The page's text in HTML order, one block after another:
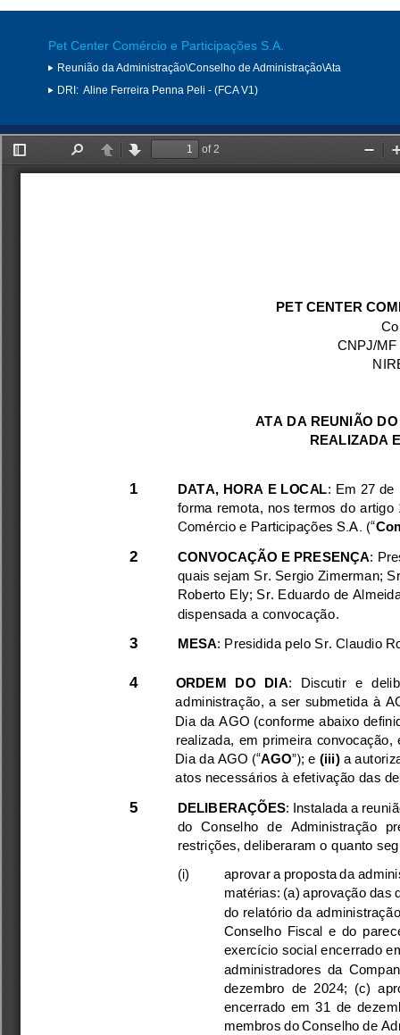
Pet Center Comércio e Participações S.A.
Reunião da Administração\Conselho de Administração\Ata
DRI: Aline Ferreira Penna Peli - (FCA V1)